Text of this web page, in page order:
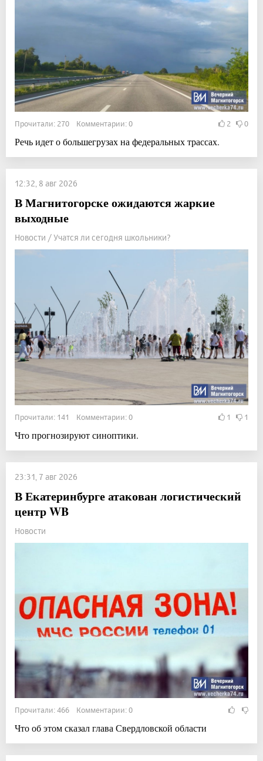
Прочитали: 270 Комментарии: 0 2 0
Речь идет о большегрузах на федеральных трассах.
12:32, 8 авг 2026
В Магнитогорске ожидаются жаркие
выходные
Новости / Учатся ли сегодня школьники?
Прочитали: 141 Комментарии: 0 1 1
Что прогнозируют синоптики.
23:31, 7 авг 2026
В Екатеринбурге атакован логистический
центр WB
Новости
Прочитали: 466 Комментарии: 0
Что об этом сказал глава Свердловской области